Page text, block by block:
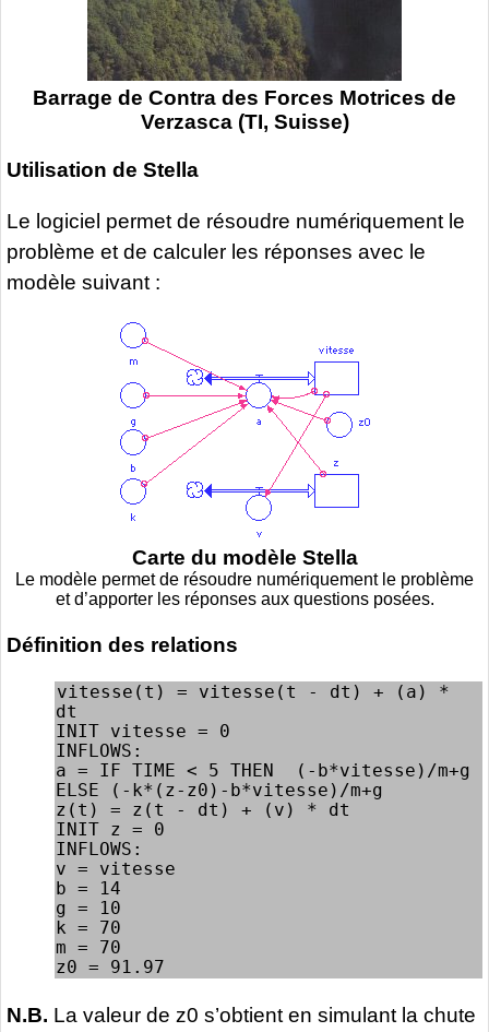
Barrage de Contra des Forces Motrices de
Verzasca (TI, Suisse)
Utilisation de Stella
Le logiciel permet de résoudre numériquement le
problème et de calculer les réponses avec le
modèle suivant :
Carte du modèle Stella
Le modèle permet de résoudre numériquement le problème
et d’apporter les réponses aux questions posées.
Définition des relations
vitesse(t) = vitesse(t - dt) + (a) *
dt
INIT vitesse = 0
INFLOWS:
a = IF TIME < 5 THEN  (-b*vitesse)/m+g
ELSE (-k*(z-z0)-b*vitesse)/m+g
z(t) = z(t - dt) + (v) * dt
INIT z = 0
INFLOWS:
v = vitesse
b = 14
g = 10
k = 70
m = 70
z0 = 91.97
N.B. La valeur de z0 s’obtient en simulant la chute